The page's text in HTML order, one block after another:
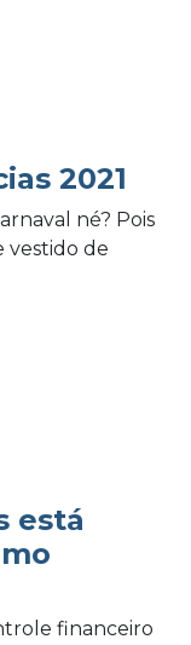
2021
né? Pois
vestido de
está
financeiro